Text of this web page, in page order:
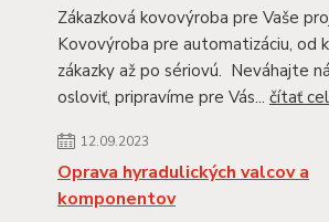
Zákazková kovovýroba pre Vaše
Kovovýroba pre automatizáciu, od
zákazky až po sériovú. Neváhajte
osloviť, pripravíme pre Vás... čítať
12.09.2023
Oprava hyradulických valcov a
komponentov